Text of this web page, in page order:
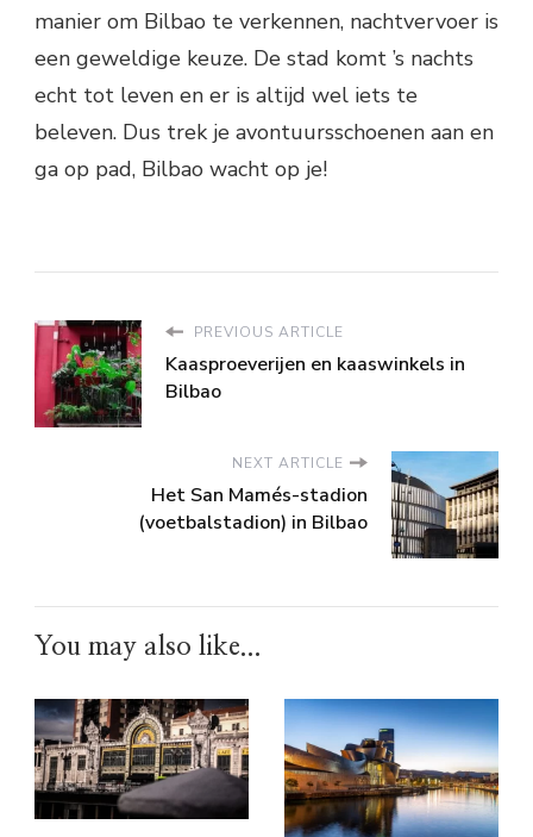
manier om Bilbao te verkennen, nachtvervoer is
een geweldige keuze. De stad komt ’s nachts
echt tot leven en er is altijd wel iets te
beleven. Dus trek je avontuursschoenen aan en
ga op pad, Bilbao wacht op je!
PREVIOUS ARTICLE
Kaasproeverijen en kaaswinkels in
Bilbao
NEXT ARTICLE
Het San Mamés-stadion
(voetbalstadion) in Bilbao
You may also like...